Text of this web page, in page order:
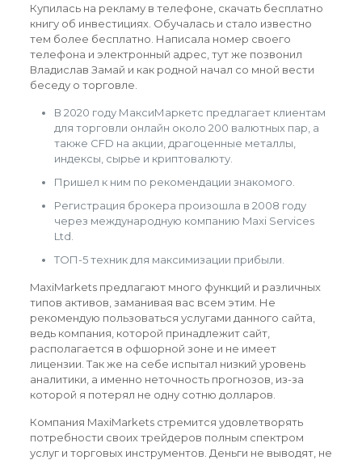
Купилась на рекламу в телефоне, скачать бесплатно
книгу об инвестициях. Обучалась и стало известно
тем более бесплатно. Написала номер своего
телефона и электронный адрес, тут же позвонил
Владислав Замай и как родной начал со мной вести
беседу о торговле.
В 2020 году МаксиМаркетс предлагает клиентам
для торговли онлайн около 200 валютных пар, а
также CFD на акции, драгоценные металлы,
индексы, сырье и криптовалюту.
Пришел к ним по рекомендации знакомого.
Регистрация брокера произошла в 2008 году
через международную компанию Maxi Services
Ltd.
ТОП-5 техник для максимизации прибыли.
MaxiMarkets предлагают много функций и различных
типов активов, заманивая вас всем этим. Не
рекомендую пользоваться услугами данного сайта,
ведь компания, которой принадлежит сайт,
располагается в офшорной зоне и не имеет
лицензии. Так же на себе испытал низкий уровень
аналитики, а именно неточность прогнозов, из-за
которой я потерял не одну сотню долларов.
Компания MaxiMarkets стремится удовлетворять
потребности своих трейдеров полным спектром
услуг и торговых инструментов. Деньги не выводят, не